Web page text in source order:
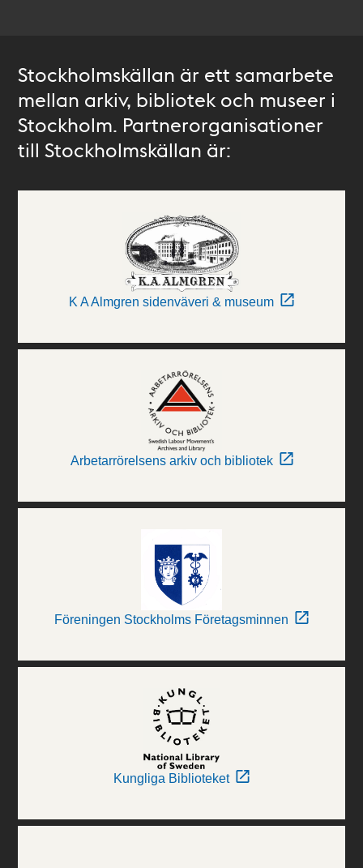
Stockholmskällan är ett samarbete
mellan arkiv, bibliotek och museer i
Stockholm. Partnerorganisationer
till Stockholmskällan är:
K A Almgren sidenväveri & museum
Arbetarrörelsens arkiv och bibliotek
Föreningen Stockholms Företagsminnen
Kungliga Biblioteket